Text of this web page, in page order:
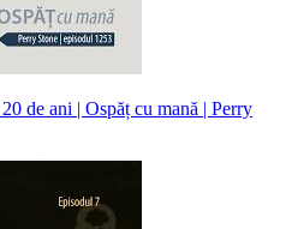
de ani | Ospăț cu mană | Perry